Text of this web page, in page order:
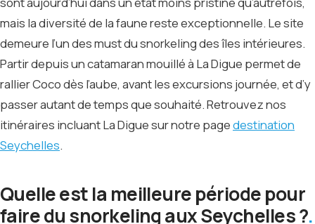
mais la diversité de la faune reste exceptionnelle. Le site
demeure l’un des must du snorkeling des îles intérieures.
Partir depuis un catamaran mouillé à La Digue permet de
rallier Coco dès l’aube, avant les excursions journée, et d’y
passer autant de temps que souhaité. Retrouvez nos
itinéraires incluant La Digue sur notre pagedestination
Seychelles.
Quelle est la meilleure période pour
faire du snorkeling aux Seychelles ?